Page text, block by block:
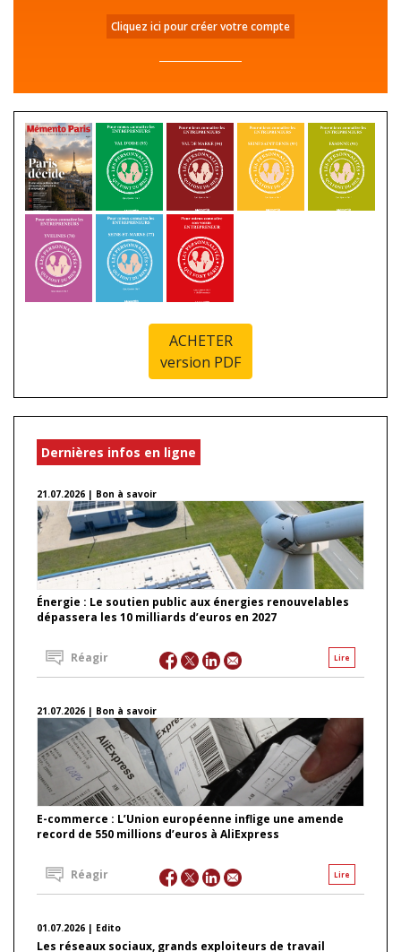
Cliquez ici pour créer votre compte
ACHETER
version PDF
Dernières infos en ligne
21.07.2026 | Bon à savoir
Énergie : Le soutien public aux énergies renouvelables
dépassera les 10 milliards d’euros en 2027
Lire
Réagir
21.07.2026 | Bon à savoir
E-commerce : L’Union européenne inflige une amende
record de 550 millions d’euros à AliExpress
Lire
Réagir
01.07.2026 | Edito
Les réseaux sociaux, grands exploiteurs de travail